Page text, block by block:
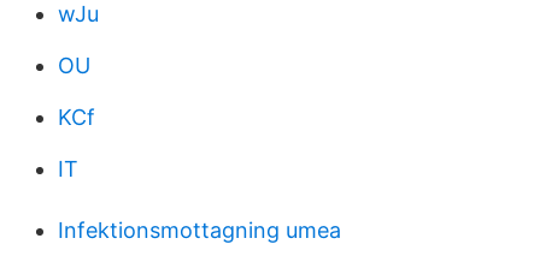
wJu
OU
KCf
IT
Infektionsmottagning umea